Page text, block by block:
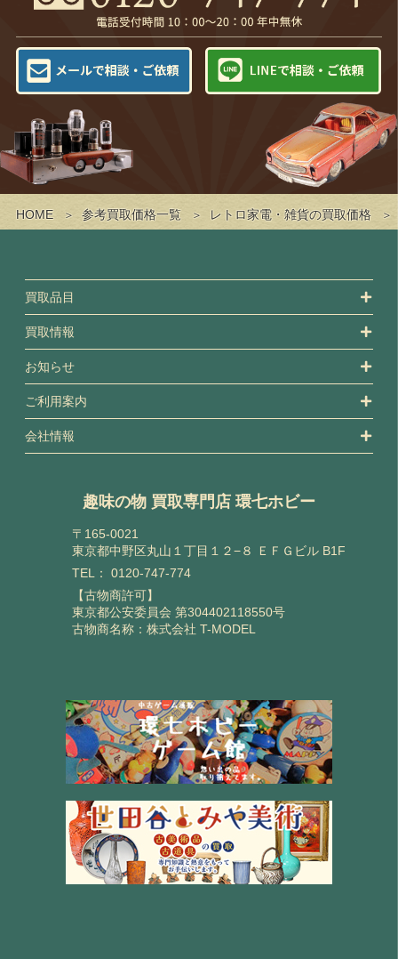
HOME 参考買取価格一覧 レトロ家電・雑貨の買取価格
買取品目
買取情報
お知らせ
ご利用案内
会社情報
趣味の物 買取専門店 環七ホビー
〒165-0021
東京都中野区丸山１丁目１２−８ ＥＦＧビル B1F
TEL： 0120-747-774
【古物商許可】
東京都公安委員会 第304402118550号
古物商名称：株式会社 T-MODEL